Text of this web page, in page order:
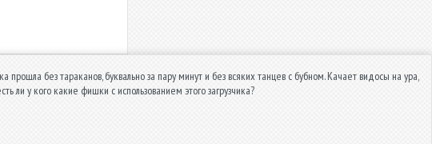
прошла без тараканов, буквально за пару минут и без всяких танцев с бубном. Качает видосы на ура,
ли у кого какие фишки с использованием этого загрузчика?